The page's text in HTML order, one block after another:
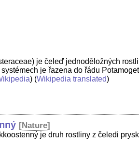
je čeleď jednoděložných
je řazena do řádu
) (Wikipedia translated)
[Nature]
je druh rostliny z čeledi